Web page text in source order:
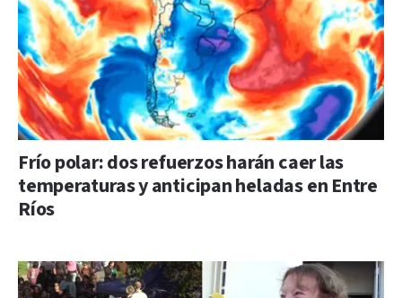
Frío polar: dos refuerzos harán caer las
temperaturas y anticipan heladas en Entre
Ríos